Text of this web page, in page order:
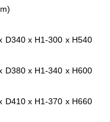
D340 x H1-300 x H540
D380 x H1-340 x H600
D410 x H1-370 x H660